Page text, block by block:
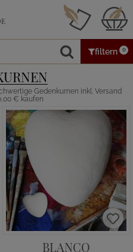
filtern 0
Gedenkurnen inkl. Versand
€ kaufen
BLANCO